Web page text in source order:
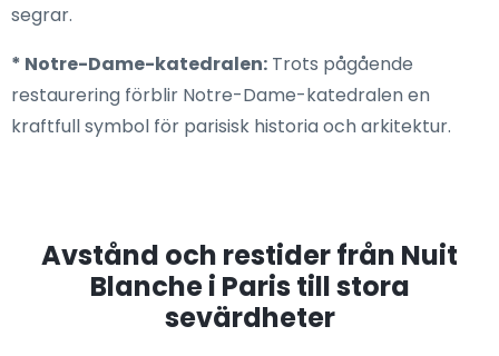
segrar.
* Notre-Dame-katedralen: Trots pågående
restaurering förblir Notre-Dame-katedralen en
kraftfull symbol för parisisk historia och arkitektur.
Avstånd och restider från Nuit
Blanche i Paris till stora
sevärdheter